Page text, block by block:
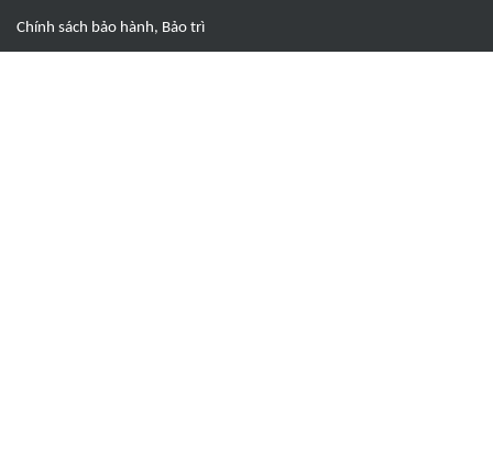
Chính sách bảo hành, Bảo trì